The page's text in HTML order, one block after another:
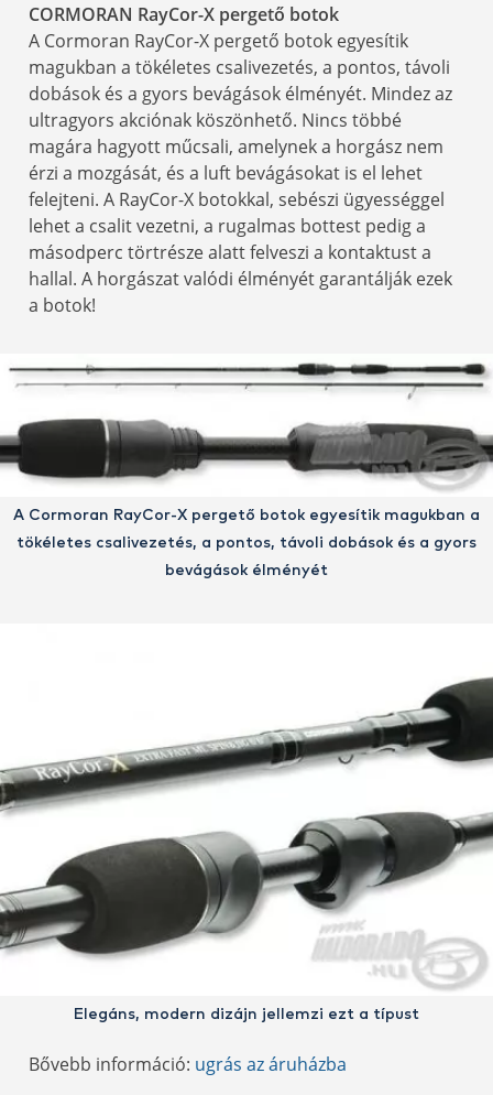
CORMORAN RayCor-X pergető botok
A Cormoran RayCor-X pergető botok egyesítik
magukban a tökéletes csalivezetés, a pontos, távoli
dobások és a gyors bevágások élményét. Mindez az
ultragyors akciónak köszönhető. Nincs többé
magára hagyott műcsali, amelynek a horgász nem
érzi a mozgását, és a luft bevágásokat is el lehet
felejteni. A RayCor-X botokkal, sebészi ügyességgel
lehet a csalit vezetni, a rugalmas bottest pedig a
másodperc törtrésze alatt felveszi a kontaktust a
hallal. A horgászat valódi élményét garantálják ezek
a botok!
A Cormoran RayCor-X pergető botok egyesítik magukban a
tökéletes csalivezetés, a pontos, távoli dobások és a gyors
bevágások élményét
Elegáns, modern dizájn jellemzi ezt a típust
Bővebb információ: ugrás az áruházba